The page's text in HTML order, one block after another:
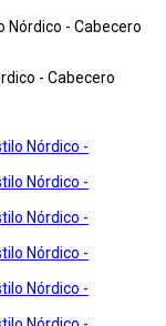
Nórdico - Cabecero